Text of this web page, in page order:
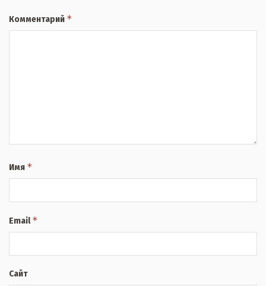
Комментарий *
Имя *
Email*
Сайт